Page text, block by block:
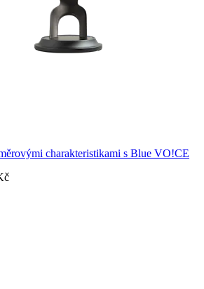
charakteristikami s Blue VO!CE